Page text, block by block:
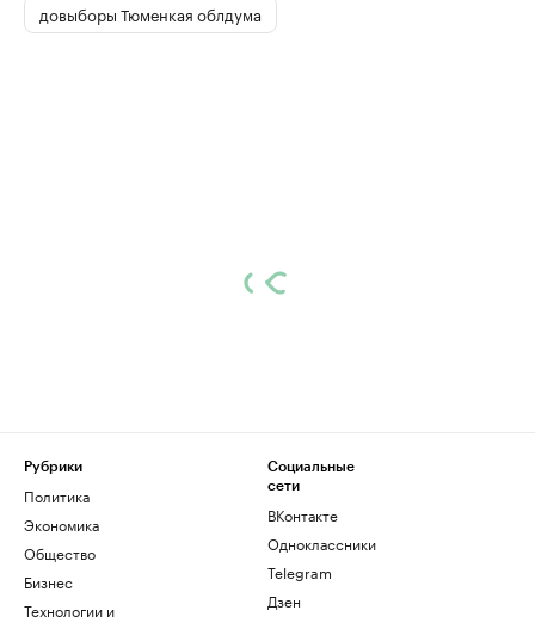
довыборы Тюменкая облдума
Рубрики
Политика
Экономика
Общество
Бизнес
Технологии и
Социальные
сети
ВКонтакте
Одноклассники
Telegram
Дзен